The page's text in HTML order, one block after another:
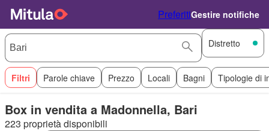
PreferitiGestire notifiche
Distretto
Filtri Parole chiave Prezzo Locali Bagni Tipologie di
Box in vendita a Madonnella, Bari
223 proprietà disponibili